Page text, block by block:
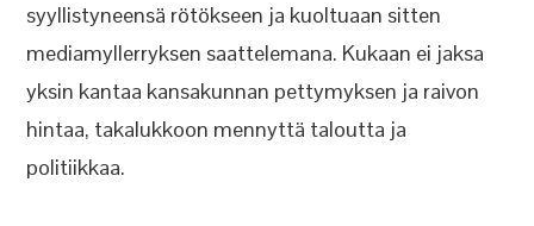
syyllistyneensä rötökseen ja kuoltuaan sitten
mediamyllerryksen saattelemana. Kukaan ei jaksa
yksin kantaa kansakunnan pettymyksen ja raivon
hintaa, takalukkoon mennyttä taloutta ja
politiikkaa.